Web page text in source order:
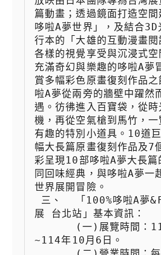
篇動畫；透過鏡面打造空
哆啦A夢世界」，及結合
行本的「大雄的互動漫畫
各樣的視覺享受與沉浸式
充滿奇幻與樂趣的哆啦A夢
賞多幅彩色原畫復刻作品
啦A夢從兩旁的牆壁中躍然
遇。彷彿進入百寶袋，從
機，再從空氣槍到馬竹，
有趣的特別小道具。10道
幅大長篇原畫復刻作品及7
彩呈現10部哆啦A夢大長篇
同回味經典，與哆啦A夢一
世界展開冒險。
展 台北站」基本資訊：
~114年10月6日。